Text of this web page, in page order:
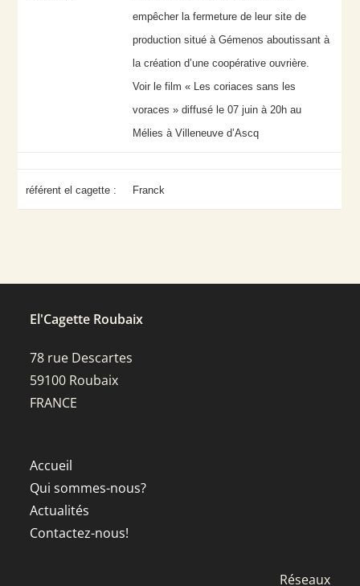
empêcher la fermeture de leur site de
production situé à Gémenos aboutissant à
la création d’une coopérative ouvrière.
Voir le film « Les coriaces sans les
voraces » diffusé le 07 juin à 20h au
Mélies à Villeneuve d’Ascq
référent el cagette : Franck
El'Cagette Roubaix
78 rue Descartes
59100 Roubaix
FRANCE
Accueil
Qui sommes-nous?
Actualités
Contactez-nous!
Réseaux